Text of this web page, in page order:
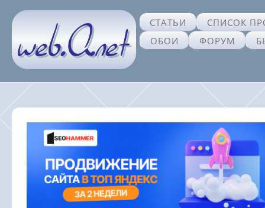
СТАТЬИ
СПИСОК
ОБОИ
ФОРУМ